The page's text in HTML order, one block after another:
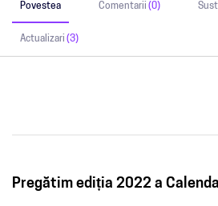
Povestea Comentarii (0)
Actualizari (3)
Pregătim ediția 2022 a